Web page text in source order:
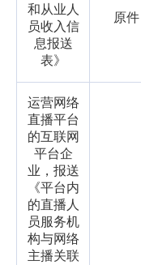
和从业人
员收入信
息报送
表》
原件
运营网络
直播平台
的互联网
平台企
业，报送
《平台内
的直播人
员服务机
构与网络
主播关联